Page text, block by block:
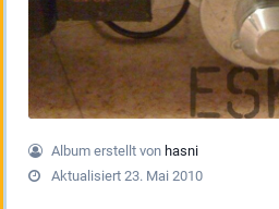
Album erstellt von hasni
Aktualisiert23. Mai 2010